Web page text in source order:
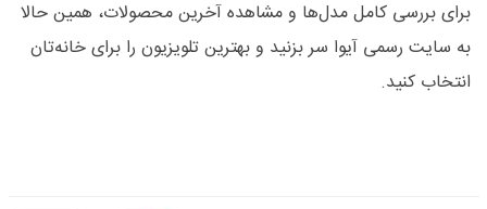
برای بررسی کامل مدل‌ها و مشاهده آخرین محصولات، همین حالا
به سایت رسمی آیوا سر بزنید و بهترین تلویزیون را برای خانه‌تان
انتخاب کنید.